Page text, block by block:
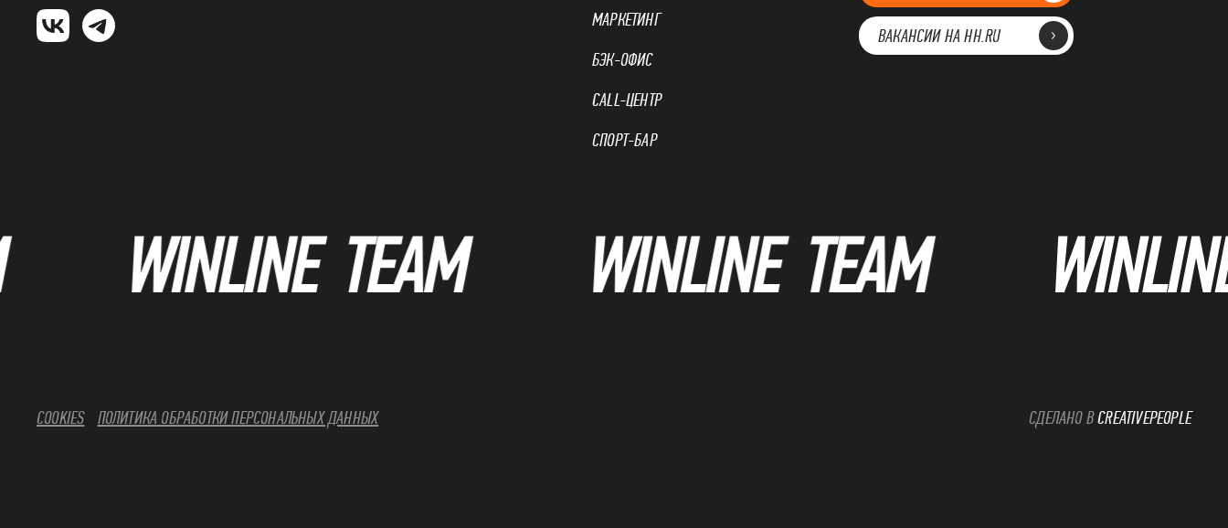
МАРКЕТИНГ
БЭК-ОФИС
CALL-ЦЕНТР
СПОРТ-БАР
ВАКАНСИИ НА HH.RU
COOKIES ПОЛИТИКА ОБРАБОТКИ ПЕРСОНАЛЬНЫХ ДАННЫХ СДЕЛАНО ВCREATIVEPEOPLE